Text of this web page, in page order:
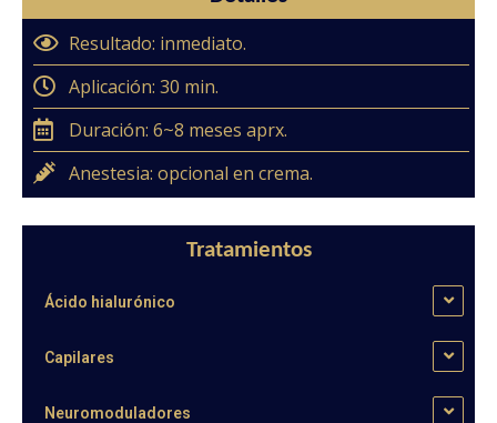
Resultado: inmediato.
Aplicación: 30 min.
Duración: 6~8 meses aprx.
Anestesia: opcional en crema.
Tratamientos
Ácido hialurónico
Capilares
Neuromoduladores